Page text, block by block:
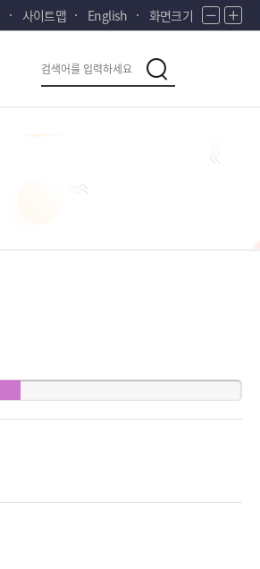
사이트맵 English 화면크기
화
화
민
검
색
검